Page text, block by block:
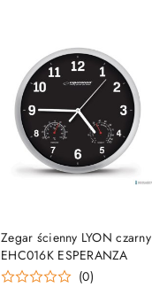
Zegar ścienny LYON czarny
EHC016K ESPERANZA
(0)
DO KOSZYKA